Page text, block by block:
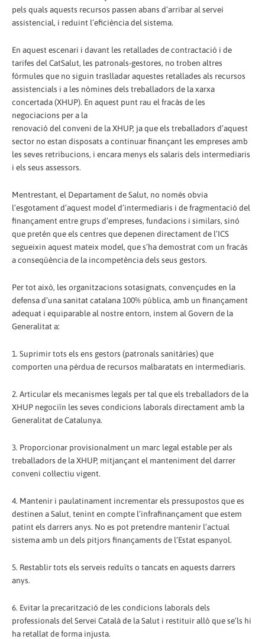
pels quals aquests recursos passen abans d’arribar al servei
assistencial, i reduint l’eficiència del sistema.
En aquest escenari i davant les retallades de contractació i de
tarifes del CatSalut, les patronals-gestores, no troben altres
fórmules que no siguin traslladar aquestes retallades als recursos
assistencials i a les nòmines dels treballadors de la xarxa
concertada (XHUP). En aquest punt rau el fracàs de les
negociacions per a la
renovació del conveni de la XHUP, ja que els treballadors d’aquest
sector no estan disposats a continuar finançant les empreses amb
les seves retribucions, i encara menys els salaris dels intermediaris
i els seus assessors.
Mentrestant, el Departament de Salut, no només obvia
l’esgotament d’aquest model d’intermediaris i de fragmentació del
finançament entre grups d’empreses, fundacions i similars, sinó
que pretén que els centres que depenen directament de l’ICS
segueixin aquest mateix model, que s’ha demostrat com un fracàs
a conseqüència de la incompetència dels seus gestors.
Per tot això, les organitzacions sotasignats, convençudes en la
defensa d’una sanitat catalana 100% pública, amb un finançament
adequat i equiparable al nostre entorn, instem al Govern de la
Generalitat a:
1. Suprimir tots els ens gestors (patronals sanitàries) que
comporten una pèrdua de recursos malbaratats en intermediaris.
2. Articular els mecanismes legals per tal que els treballadors de la
XHUP negociïn les seves condicions laborals directament amb la
Generalitat de Catalunya.
3. Proporcionar provisionalment un marc legal estable per als
treballadors de la XHUP, mitjançant el manteniment del darrer
conveni col·lectiu vigent.
4. Mantenir i paulatinament incrementar els pressupostos que es
destinen a Salut, tenint en compte l’infrafinançament que estem
patint els darrers anys. No es pot pretendre mantenir l’actual
sistema amb un dels pitjors finançaments de l’Estat espanyol.
5. Restablir tots els serveis reduïts o tancats en aquests darrers
anys.
6. Evitar la precarització de les condicions laborals dels
professionals del Servei Català de la Salut i restituir allò que se’ls hi
ha retallat de forma injusta.